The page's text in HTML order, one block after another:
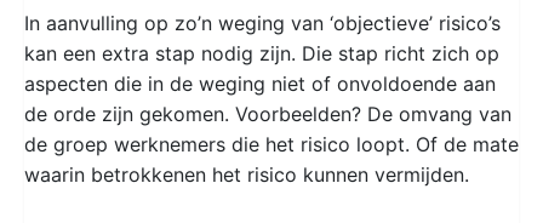
In aanvulling op zo’n weging van ‘objectieve’ risico’s
kan een extra stap nodig zijn. Die stap richt zich op
aspecten die in de weging niet of onvoldoende aan
de orde zijn gekomen. Voorbeelden? De omvang van
de groep werknemers die het risico loopt. Of de mate
waarin betrokkenen het risico kunnen vermijden.